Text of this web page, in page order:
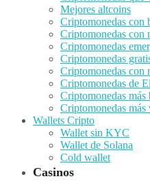
Mejores altcoins
Criptomonedas con
Criptomonedas con
Criptomonedas
Criptomonedas
Criptomonedas con
Criptomonedas de
Criptomonedas más
Criptomonedas más
Wallets Cripto
Wallet sin KYC
Wallet de Solana
Cold wallet
Casinos